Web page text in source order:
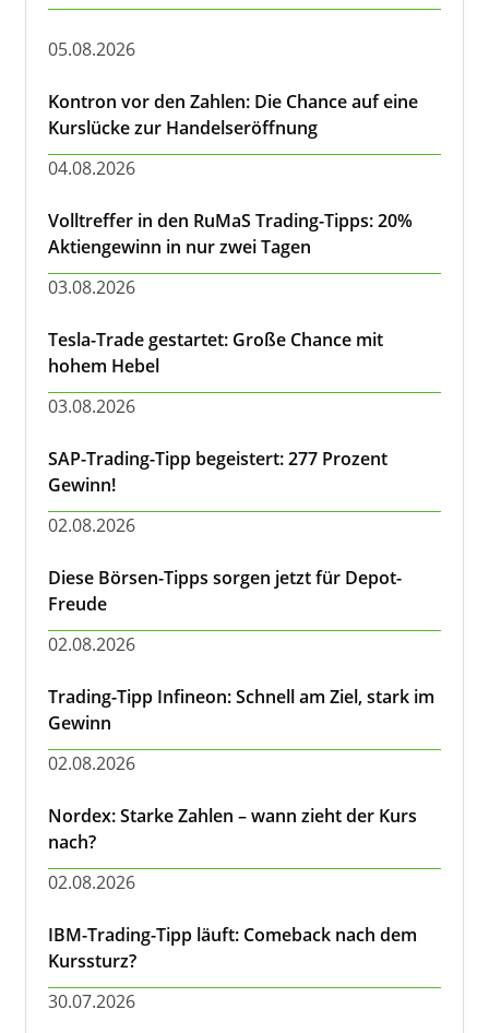
05.08.2026
Kontron vor den Zahlen: Die Chance auf eine
Kurslücke zur Handelseröffnung
04.08.2026
Volltreffer in den RuMaS Trading-Tipps: 20%
Aktiengewinn in nur zwei Tagen
03.08.2026
Tesla-Trade gestartet: Große Chance mit
hohem Hebel
03.08.2026
SAP-Trading-Tipp begeistert: 277 Prozent
Gewinn!
02.08.2026
Diese Börsen-Tipps sorgen jetzt für Depot-
Freude
02.08.2026
Trading-Tipp Infineon: Schnell am Ziel, stark im
Gewinn
02.08.2026
Nordex: Starke Zahlen – wann zieht der Kurs
nach?
02.08.2026
IBM-Trading-Tipp läuft: Comeback nach dem
Kurssturz?
30.07.2026